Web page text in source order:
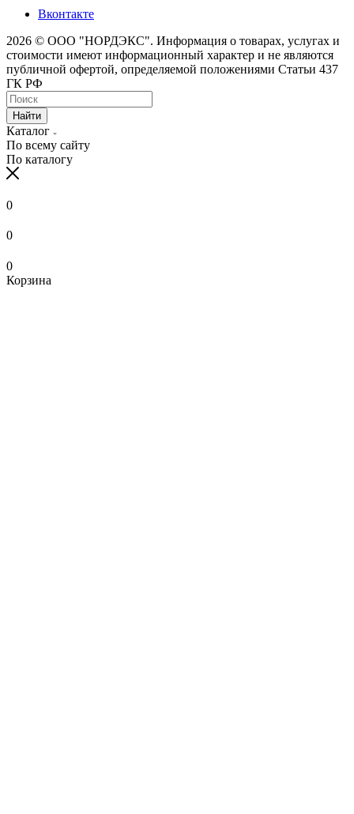
Вконтакте
2026 © ООО "НОРДЭКС". Информация о товарах, услугах и
стоимости имеют информационный характер и не являются
публичной офертой, определяемой положениями Статьи 437
ГК РФ
Найти
Каталог
По всему сайту
По каталогу
0
0
0
Корзина